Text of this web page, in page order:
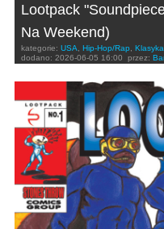
Lootpack
Na Weekend)
kategorie: USA Hip-Hop/Rap Klasyka
dodano: 2026-06-05 16:00 przez: